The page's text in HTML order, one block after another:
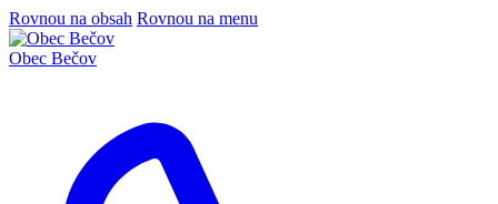
Rovnou na obsah Rovnou na menu
Obec Bečov